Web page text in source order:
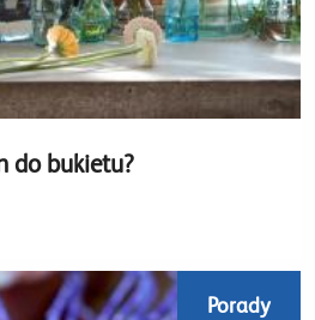
do bukietu?
Porady